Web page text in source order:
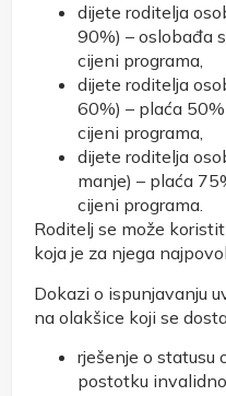
dijete roditelja
90%) – oslobađa
cijeni programa,
dijete roditelja
60%) – plaća
cijeni programa,
dijete roditelja
manje) – plaća
cijeni programa.
Roditelj se može
koja je za njega
Dokazi o ispunjavanju
na olakšice koji se
rješenje o statusu
postotku